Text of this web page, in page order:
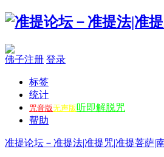
佛子注册 登录
标签
统计
咒音版无声版听即解脱咒
帮助
准提论坛－准提法|准提咒|准提菩萨|